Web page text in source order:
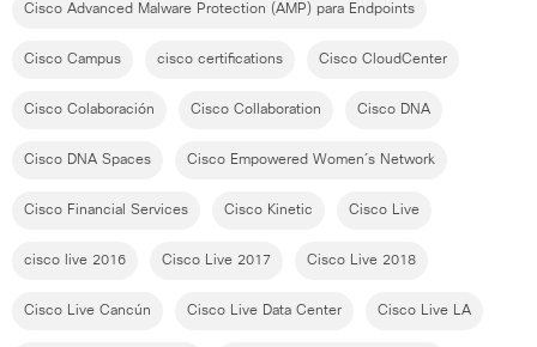
Cisco Advanced Malware Protection (AMP) para Endpoints
Cisco Campus cisco certifications Cisco CloudCenter
Cisco Colaboración Cisco Collaboration Cisco DNA
Cisco DNA Spaces Cisco Empowered Women´s Network
Cisco Financial Services Cisco Kinetic Cisco Live
cisco live 2016 Cisco Live 2017 Cisco Live 2018
Cisco Live Cancún Cisco Live Data Center Cisco Live LA